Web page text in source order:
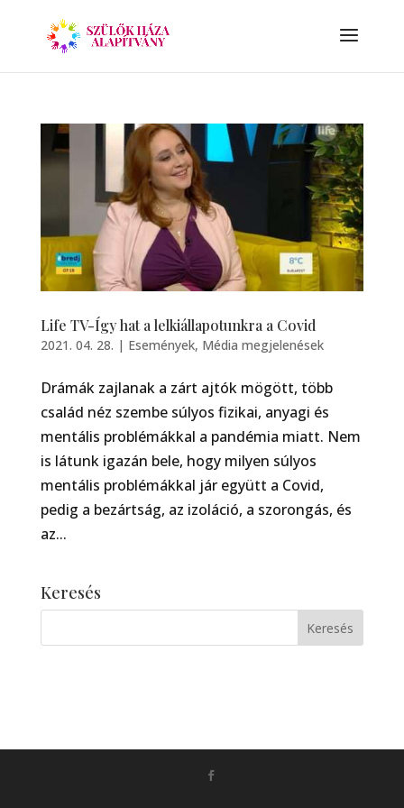
Life TV-Így hat a lelkiállapotunkra a Covid
2021. 04. 28. | Események, Média megjelenések
Drámák zajlanak a zárt ajtók mögött, több
család néz szembe súlyos fizikai, anyagi és
mentális problémákkal a pandémia miatt. Nem
is látunk igazán bele, hogy milyen súlyos
mentális problémákkal jár együtt a Covid,
pedig a bezártság, az izoláció, a szorongás, és
az...
Keresés